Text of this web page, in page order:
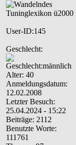
User-ID:145
Geschlecht:
Alter: 40
Anmeldungsdatum:
12.02.2008
Letzter Besuch:
25.04.2024 - 15:22
Beiträge: 2112
Benutzte Worte:
111761